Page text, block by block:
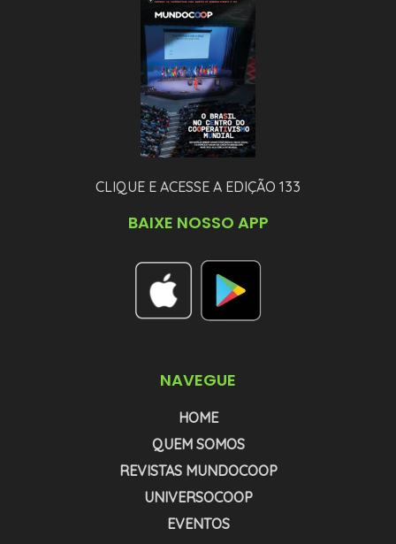
CLIQUE E ACESSE A EDIÇÃO 133
BAIXE NOSSO APP
NAVEGUE
HOME
QUEM SOMOS
REVISTAS MUNDOCOOP
UNIVERSOCOOP
EVENTOS